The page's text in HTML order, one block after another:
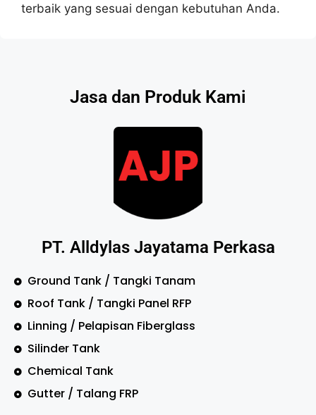
terbaik yang sesuai dengan kebutuhan Anda.
Jasa dan Produk Kami
PT. Alldylas Jayatama Perkasa
Ground Tank / Tangki Tanam
Roof Tank / Tangki Panel RFP
Linning / Pelapisan Fiberglass
Silinder Tank
Chemical Tank
Gutter / Talang FRP